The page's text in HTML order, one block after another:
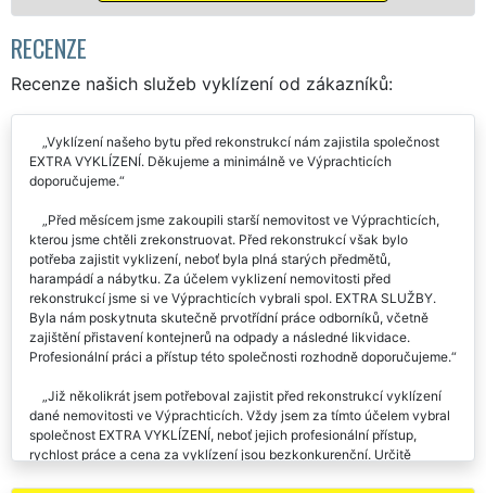
RECENZE
Recenze našich služeb vyklízení od zákazníků:
Vyklízení našeho bytu před rekonstrukcí nám zajistila společnost
EXTRA VYKLÍZENÍ. Děkujeme a minimálně ve Výprachticích
doporučujeme.
Před měsícem jsme zakoupili starší nemovitost ve Výprachticích,
kterou jsme chtěli zrekonstruovat. Před rekonstrukcí však bylo
potřeba zajistit vyklizení, neboť byla plná starých předmětů,
harampádí a nábytku. Za účelem vyklizení nemovitosti před
rekonstrukcí jsme si ve Výprachticích vybrali spol. EXTRA SLUŽBY.
Byla nám poskytnuta skutečně prvotřídní práce odborníků, včetně
zajištění přistavení kontejnerů na odpady a následné likvidace.
Profesionální práci a přístup této společnosti rozhodně doporučujeme.
Již několikrát jsem potřeboval zajistit před rekonstrukcí vyklízení
dané nemovitosti ve Výprachticích. Vždy jsem za tímto účelem vybral
společnost EXTRA VYKLÍZENÍ, neboť jejich profesionální přístup,
rychlost práce a cena za vyklízení jsou bezkonkurenční. Určitě